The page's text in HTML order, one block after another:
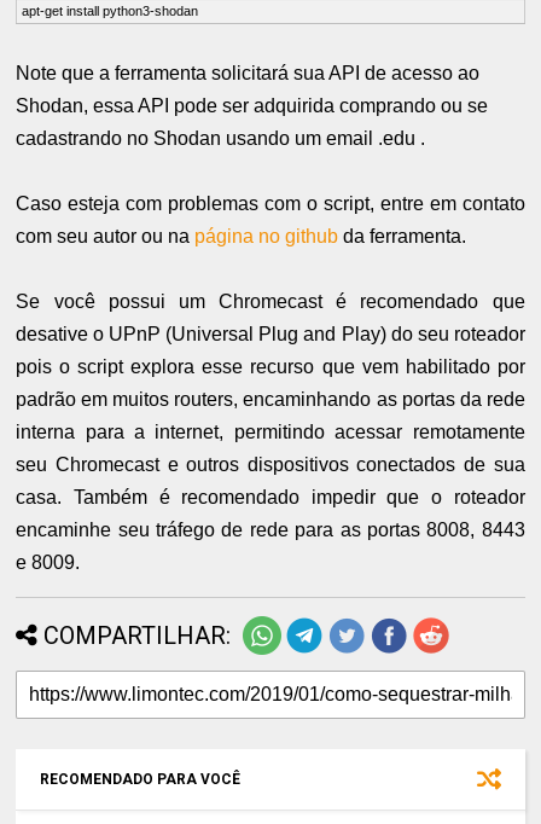
apt-get install python3-shodan
Note que a ferramenta solicitará sua API de acesso ao
Shodan, essa API pode ser adquirida comprando ou se
cadastrando no Shodan usando um email .edu .
Caso esteja com problemas com o script, entre em contato
com seu autor ou na página no github da ferramenta.
Se você possui um Chromecast é recomendado que
desative o UPnP (Universal Plug and Play) do seu roteador
pois o script explora esse recurso que vem habilitado por
padrão em muitos routers, encaminhando as portas da rede
interna para a internet, permitindo acessar remotamente
seu Chromecast e outros dispositivos conectados de sua
casa. Também é recomendado impedir que o roteador
encaminhe seu tráfego de rede para as portas 8008, 8443
e 8009.
COMPARTILHAR:
RECOMENDADO PARA VOCÊ